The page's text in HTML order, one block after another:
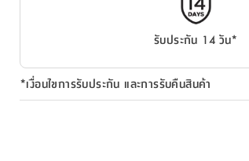
รับประกัน 14 วัน*
*เงื่อนไขการรับประกัน และการรับคืนสินค้า